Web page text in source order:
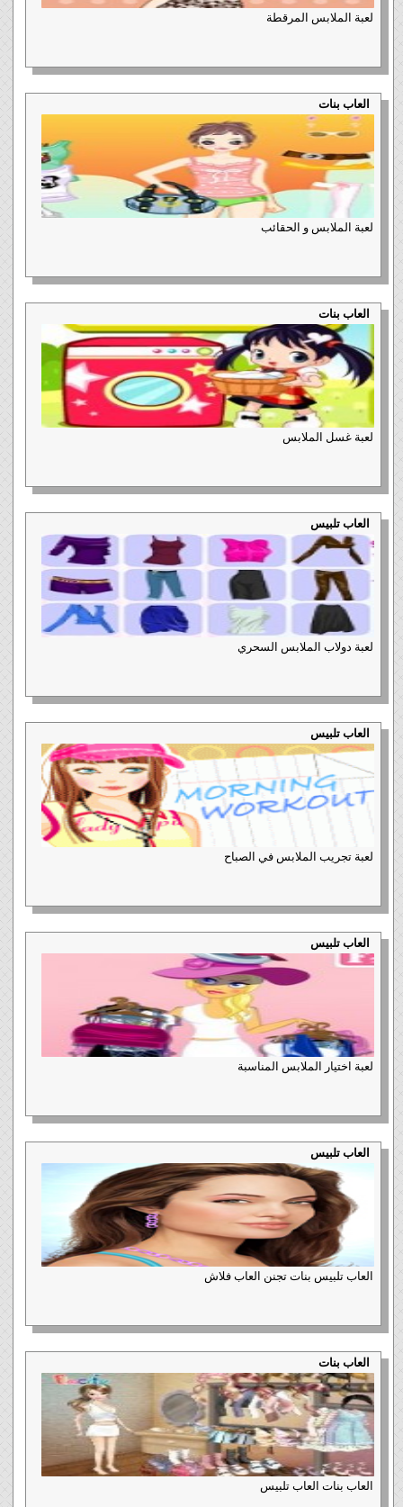
لعبة الملابس المرقطة
العاب بنات
لعبة الملابس و الحقائب
العاب بنات
لعبة غسل الملابس
العاب تلبيس
لعبة دولاب الملابس السحري
العاب تلبيس
لعبة تجريب الملابس في الصباح
العاب تلبيس
لعبة اختيار الملابس المناسبة
العاب تلبيس
العاب تلبيس بنات تجنن العاب فلاش
العاب بنات
العاب بنات العاب تلبيس